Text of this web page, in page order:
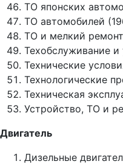
ТО японских
ТО автомобилей
ТО и мелкий
Техобслуживание
Технические
Технологические
Техническая
Устройство, ТО и
Двигатель
Дизельные